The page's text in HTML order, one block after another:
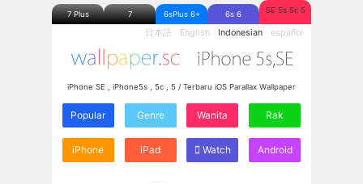
7 Plus 7 6sPlus 6+ 6s 6 SE 5s 5c 5
日本語 English Indonesian español
iPhone SE , iPhone5s , 5c , 5 / Terbaru iOS Parallax Wallpaper
Popular Genre Wanita Rak
iPhone iPad Watch Android